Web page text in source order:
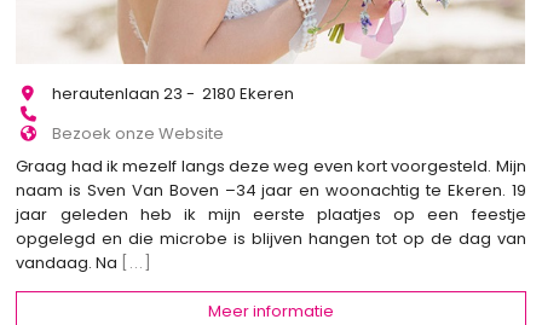
herautenlaan 23 - 2180 Ekeren
Bezoek onze Website
Graag had ik mezelf langs deze weg even kort voorgesteld. Mijn
naam is Sven Van Boven –34 jaar en woonachtig te Ekeren. 19
jaar geleden heb ik mijn eerste plaatjes op een feestje
opgelegd en die microbe is blijven hangen tot op de dag van
vandaag. Na [...]
Meer informatie